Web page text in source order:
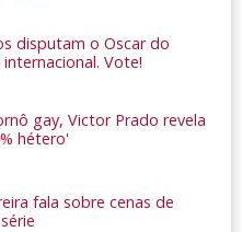
disputam o Oscar do
Vote!
gay, Victor Prado revela
hétero'
fala sobre cenas de